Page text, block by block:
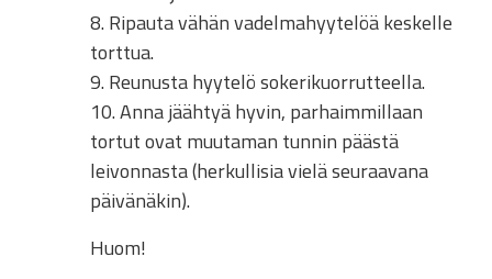
8. Ripauta vähän vadelmahyytelöä keskelle
torttua.
9. Reunusta hyytelö sokerikuorrutteella.
10. Anna jäähtyä hyvin, parhaimmillaan
tortut ovat muutaman tunnin päästä
leivonnasta (herkullisia vielä seuraavana
päivänäkin).
Huom!